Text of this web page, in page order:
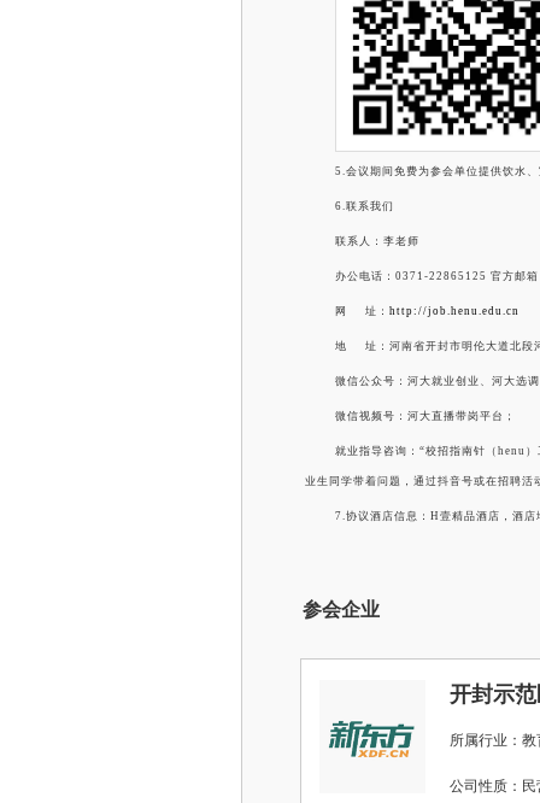
5.会议期间免费为参会单位提供饮水
6.联系我们
联系人：李老师
办公电话： 0371-22865125 官方
网 址： http://job.henu.edu.cn
地 址：河南省开封市明伦大道北段
微信公众号：河大就业创业、河大选
微信视频号：河大直播带岗平台；
就业指导咨询： “校招指南针（henu
业生同学带着问题，通过抖音号或在招聘
7.协议酒店信息：H壹精品酒店，酒
参会企业
开封示
所属行业：
公司性质